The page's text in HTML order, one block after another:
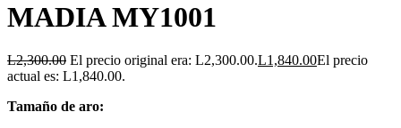
MADIA MY1001
L2,300.00 El precio original era: L2,300.00.L1,840.00El precio
actual es: L1,840.00.
Tamaño de aro: